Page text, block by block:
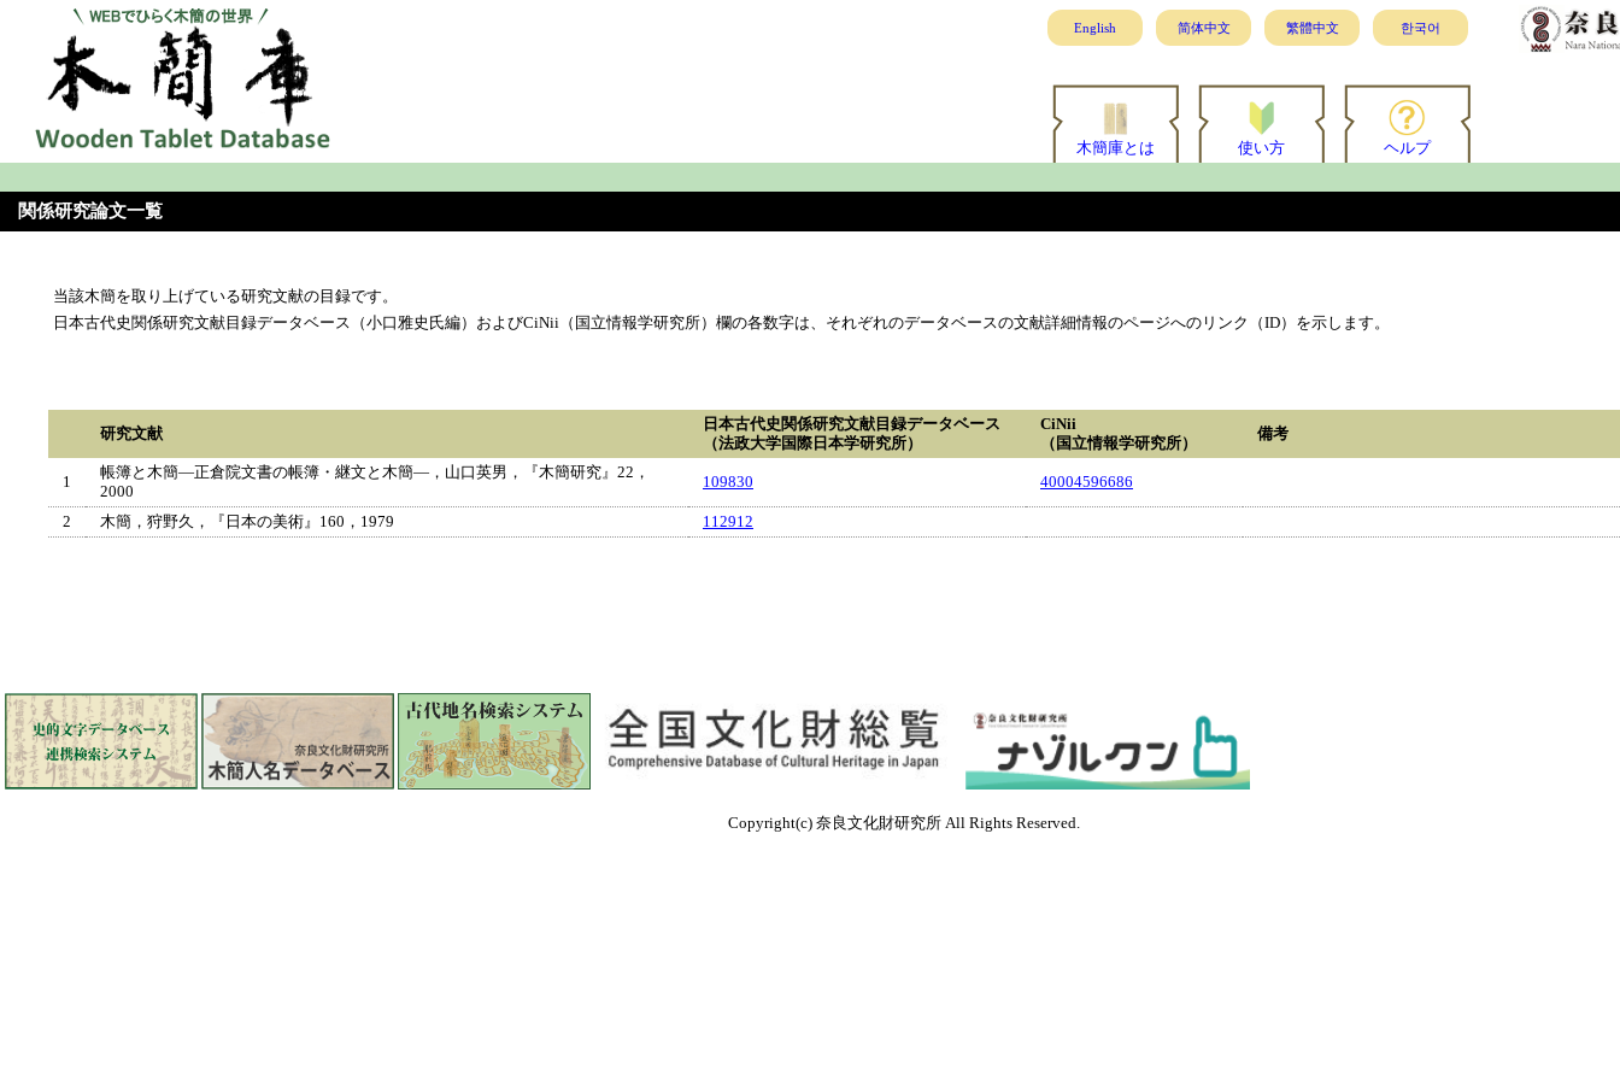
English 简体中文 繁體中文 한국어
木簡庫とは 使い方 ヘルプ
関係研究論文一覧
当該木簡を取り上げている研究文献の目録です。
日本古代史関係研究文献目録データベース（小口雅史氏編）およびCiNii（国立情報学研究所）欄の各数字は、それぞれのデータベースの文献詳細情報のページへのリンク（ID）を示します。
研究文献
日本古代史関係研究文献目録データベース
（法政大学国際日本学研究所）
CiNii
（国立情報学研究所）
備考
1
帳簿と木簡―正倉院文書の帳簿・継文と木簡―，山口英男，『木簡研究』22，
2000
109830 40004596686
2 木簡，狩野久，『日本の美術』160，1979 112912
Copyright(c) 奈良文化財研究所 All Rights Reserved.